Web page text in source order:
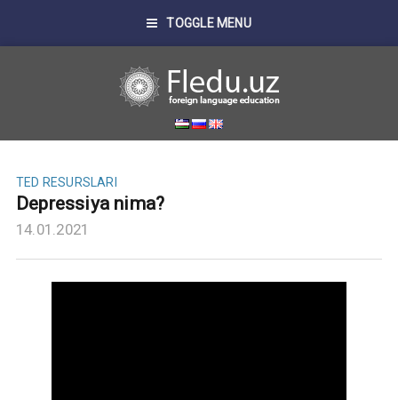
TOGGLE MENU
TED RESURSLARI
Depressiya nima?
14.01.2021